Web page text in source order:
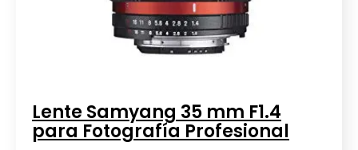
Lente Samyang 35 mm F1.4
para Fotografía Profesional